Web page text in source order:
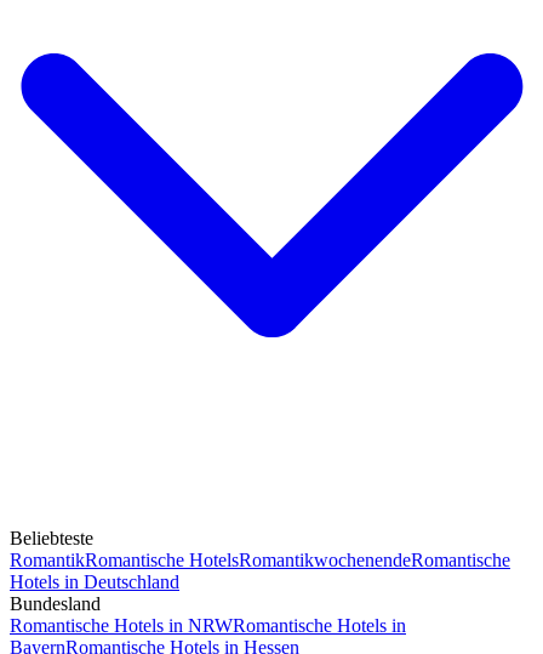
Beliebteste
RomantikRomantische HotelsRomantikwochenendeRomantische
Hotels in Deutschland
Bundesland
Romantische Hotels in NRWRomantische Hotels in
BayernRomantische Hotels in Hessen